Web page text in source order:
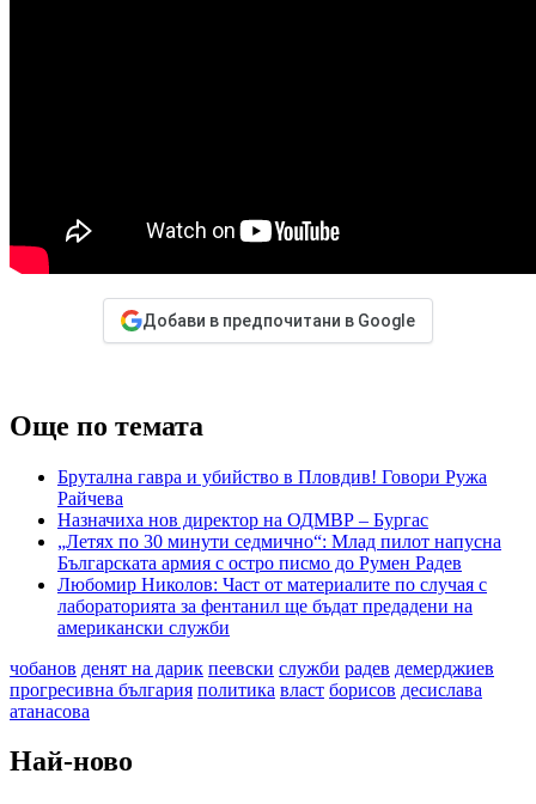
Добави в предпочитани в Google
Още по темата
Брутална гавра и убийство в Пловдив! Говори Ружа
Райчева
Назначиха нов директор на ОДМВР – Бургас
„Летях по 30 минути седмично“: Млад пилот напусна
Българската армия с остро писмо до Румен Радев
Любомир Николов: Част от материалите по случая с
лабораторията за фентанил ще бъдат предадени на
американски служби
чобанов денят на дарик пеевски служби радев демерджиев
прогресивна българия политика власт борисов десислава
атанасова
Най-ново